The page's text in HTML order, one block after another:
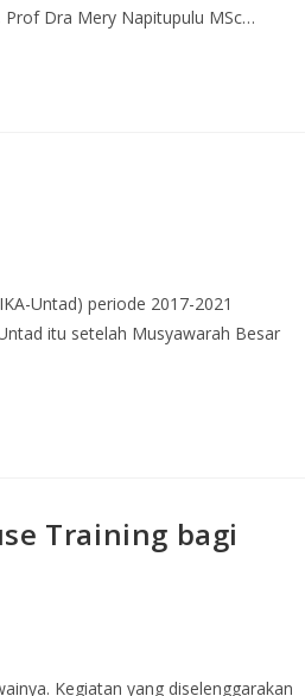
Prof Dra Mery Napitupulu MSc…
Untad) periode 2017-2021
itu setelah Musyawarah Besar
Training bagi
Kegiatan yang diselenggarakan